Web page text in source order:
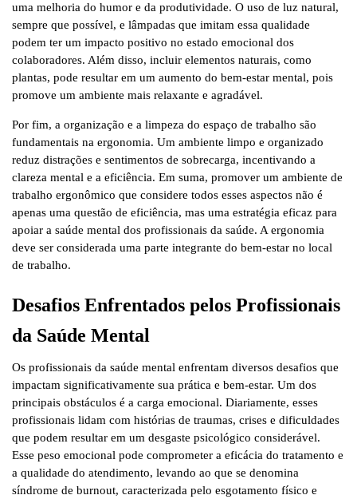
uma melhoria do humor e da produtividade. O uso de luz natural,
sempre que possível, e lâmpadas que imitam essa qualidade
podem ter um impacto positivo no estado emocional dos
colaboradores. Além disso, incluir elementos naturais, como
plantas, pode resultar em um aumento do bem-estar mental, pois
promove um ambiente mais relaxante e agradável.
Por fim, a organização e a limpeza do espaço de trabalho são
fundamentais na ergonomia. Um ambiente limpo e organizado
reduz distrações e sentimentos de sobrecarga, incentivando a
clareza mental e a eficiência. Em suma, promover um ambiente de
trabalho ergonômico que considere todos esses aspectos não é
apenas uma questão de eficiência, mas uma estratégia eficaz para
apoiar a saúde mental dos profissionais da saúde. A ergonomia
deve ser considerada uma parte integrante do bem-estar no local
de trabalho.
Desafios Enfrentados pelos Profissionais
da Saúde Mental
Os profissionais da saúde mental enfrentam diversos desafios que
impactam significativamente sua prática e bem-estar. Um dos
principais obstáculos é a carga emocional. Diariamente, esses
profissionais lidam com histórias de traumas, crises e dificuldades
que podem resultar em um desgaste psicológico considerável.
Esse peso emocional pode comprometer a eficácia do tratamento e
a qualidade do atendimento, levando ao que se denomina
síndrome de burnout, caracterizada pelo esgotamento físico e